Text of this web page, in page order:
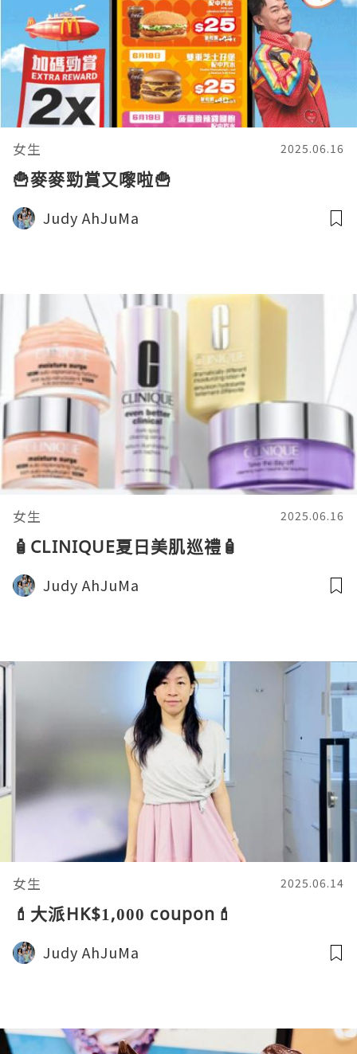
女生 2025.06.16
🍟麥麥勁賞又嚟啦🍟
Judy AhJuMa
女生 2025.06.16
🧴CLINIQUE夏日美肌巡禮🧴
Judy AhJuMa
女生 2025.06.14
💄大派HK$1,000 coupon💄
Judy AhJuMa